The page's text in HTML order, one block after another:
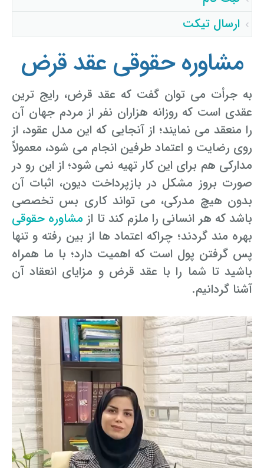
افسانه محمدپور گرامی : سوال حقوقی شما با موفقیت
توسط اپراتور تائید شد ساعت ۹:۳۱:۱۵ تاریخ ۱۴۰۵/۵/۱۰
فرزانه بهرامی گرامی : سوال حقوقی شما با موفقیت توسط
ساناز ک گرامی : سوال حقوقی شما با موفقیت توسط اپراتور
تائید شد ساعت ۱۲:۱۶:۱۹ تاریخ ۱۴۰۵/۵/۵
ارسال تیکت
مشاوره حقوقی عقد قرض
به جرأت می توان گفت که عقد قرض، رایج ترین
عقدی است که روزانه هزاران نفر از مردم جهان آن
را منعقد می نمایند؛ از آنجایی که این مدل عقود، از
روی رضایت و اعتماد طرفین انجام می شود، معمولاً
مدارکی هم برای این کار تهیه نمی شود؛ از این رو در
صورت بروز مشکل در بازپرداخت دیون، اثبات آن
بدون هیچ مدرکی، می تواند کاری بس تخصصی
باشد که هر انسانی را ملزم کند تا از مشاوره حقوقی
بهره مند گردند؛ چراکه اعتماد ها از بین رفته و تنها
پس گرفتن پول است که اهمیت دارد؛ با ما همراه
باشید تا شما را با عقد قرض و مزایای انعقاد آن
آشنا گردانیم.